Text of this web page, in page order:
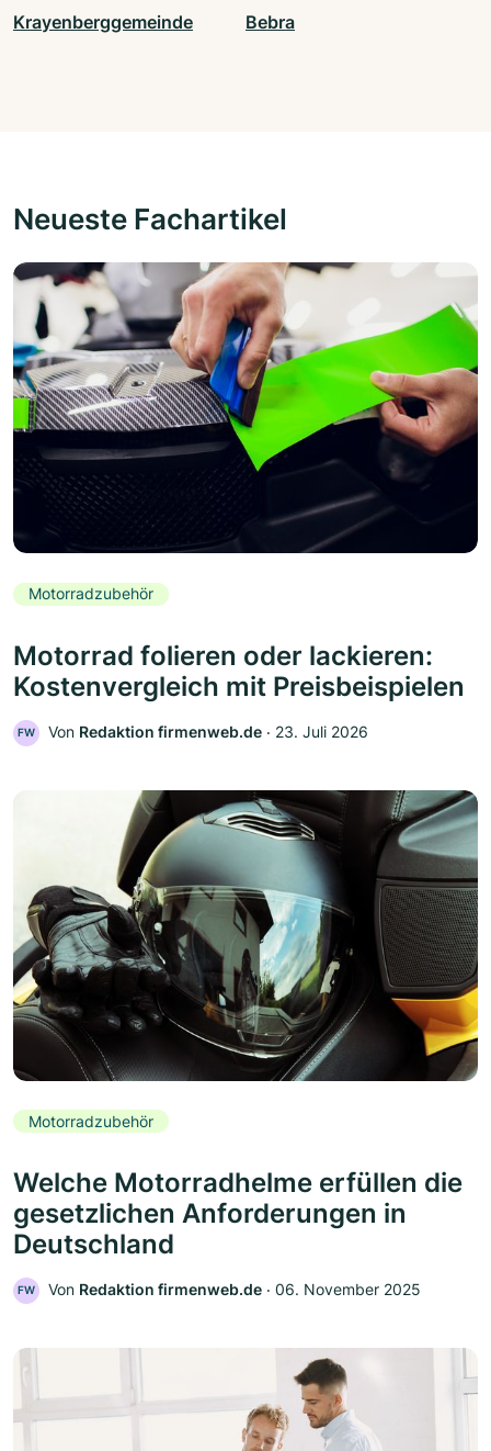
Krayenberggemeinde Bebra
Neueste Fachartikel
Motorradzubehör
Motorrad folieren oder lackieren:
Kostenvergleich mit Preisbeispielen
FW Von Redaktion firmenweb.de ‧ 23. Juli 2026
Motorradzubehör
Welche Motorradhelme erfüllen die
gesetzlichen Anforderungen in
Deutschland
FW Von Redaktion firmenweb.de ‧ 06. November 2025